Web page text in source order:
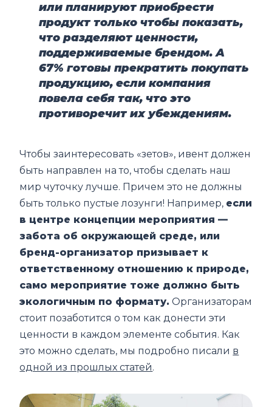
или планируют приобрести
продукт только чтобы показать,
что разделяют ценности,
поддерживаемые брендом. А
67% готовы прекратить покупать
продукцию, если компания
повела себя так, что это
противоречит их убеждениям.
Чтобы заинтересовать «зетов», ивент должен
быть направлен на то, чтобы сделать наш
мир чуточку лучше. Причем это не должны
быть только пустые лозунги! Например, если
в центре концепции мероприятия —
забота об окружающей среде, или
бренд-организатор призывает к
ответственному отношению к природе,
само мероприятие тоже должно быть
экологичным по формату. Организаторам
стоит позаботится о том как донести эти
ценности в каждом элементе события. Как
это можно сделать, мы подробно писали в
одной из прошлых статей.